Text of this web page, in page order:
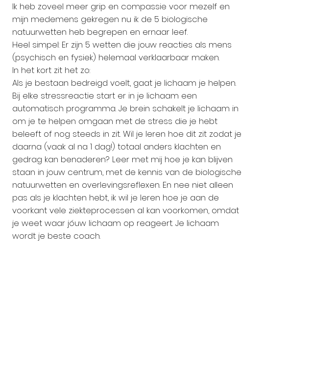
Ik heb zoveel meer grip en compassie voor mezelf en
mijn medemens gekregen nu ik de 5 biologische
natuurwetten heb begrepen en ernaar leef.
Heel simpel: Er zijn 5 wetten die jouw reacties als mens
(psychisch en fysiek) helemaal verklaarbaar maken.
In het kort zit het zo:
Als je bestaan bedreigd voelt, gaat je lichaam je helpen.
Bij elke stressreactie start er in je lichaam een
automatisch programma. Je brein schakelt je lichaam in
om je te helpen omgaan met de stress die je hebt
beleeft of nog steeds in zit. Wil je leren hoe dit zit zodat je
daarna (vaak al na 1 dag!) totaal anders klachten en
gedrag kan benaderen? Leer met mij hoe je kan blijven
staan in jouw centrum, met de kennis van de biologische
natuurwetten en overlevingsreflexen. En nee niet alleen
pas als je klachten hebt, ik wil je leren hoe je aan de
voorkant vele ziekteprocessen al kan voorkomen, omdat
je weet waar jóuw lichaam op reageert. Je lichaam
wordt je beste coach.